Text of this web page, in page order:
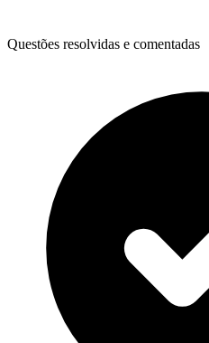
Questões resolvidas e comentadas